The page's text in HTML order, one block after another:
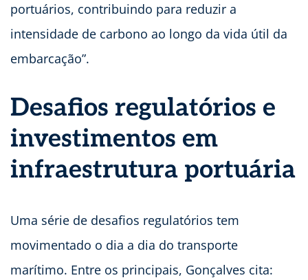
portuários, contribuindo para reduzir a
intensidade de carbono ao longo da vida útil da
embarcação”.
Desafios regulatórios e
investimentos em
infraestrutura portuária
Uma série de desafios regulatórios tem
movimentado o dia a dia do transporte
marítimo. Entre os principais, Gonçalves cita: